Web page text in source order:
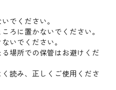
でください。
ろに置かないでください。
いでください。
場所での保管はお避けくだ
読み、正しくご使用くださ